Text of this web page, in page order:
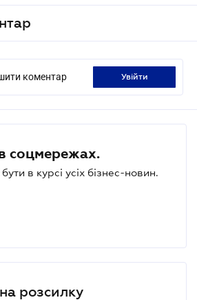
коментар увійти
соцмережах.
в курсі усіх бізнес-новин.
розсилку